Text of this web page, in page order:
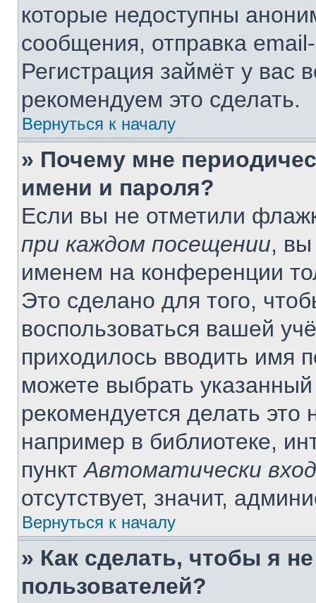
которые недоступны
сообщения, отправка
Регистрация займёт у вас
рекомендуем это сделать.
Вернуться к началу
» Почему мне
имени и пароля?
Если вы не отметили
при каждом посещении, вы
именем на конференции
Это сделано для того,
воспользоваться вашей
приходилось вводить имя
можете выбрать
рекомендуется делать
например в библиотеке,
пунктАвтоматически
отсутствует, значит,
Вернуться к началу
» Как сделать, чтобы я
пользователей?